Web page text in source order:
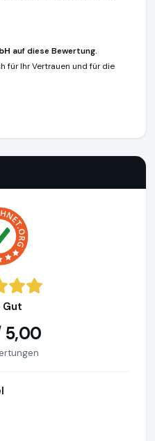
auf diese Bewertung.
für Ihr Vertrauen und für die
Gut
5,00